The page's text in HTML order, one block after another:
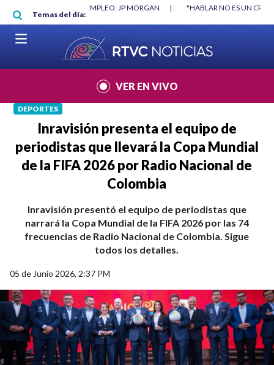
Pasar al contenido principal
Temas del día:
EMPLEO: JP MORGAN |
"HABLAR NO ES UN CRIMEN": CARTA
|
VER EN VIVO
DEPORTES
Inravisión presenta el equipo de
periodistas que llevará la Copa Mundial
de la FIFA 2026 por Radio Nacional de
Colombia
Inravisión presentó el equipo de periodistas que
narrará la Copa Mundial de la FIFA 2026 por las 74
frecuencias de Radio Nacional de Colombia. Sigue
todos los detalles.
05 de Junio 2026, 2:37 PM